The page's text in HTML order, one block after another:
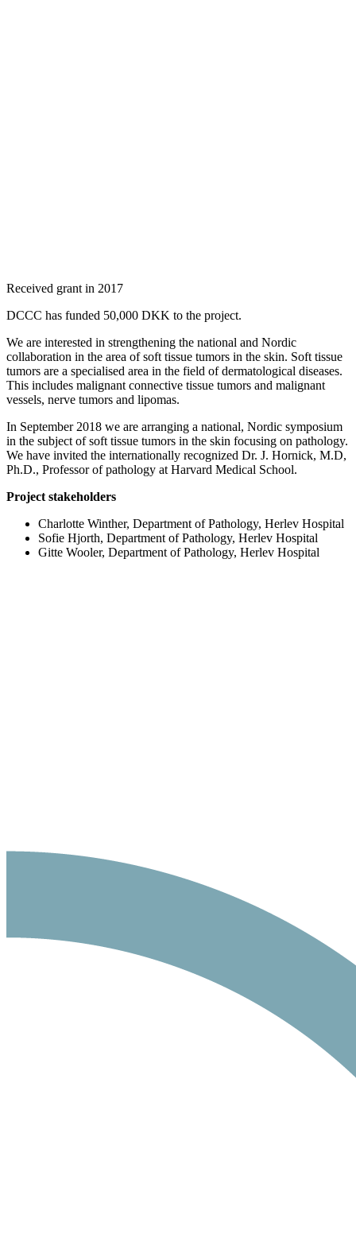
Received grant in 2017
DCCC has funded 50,000 DKK to the project.
We are interested in strengthening the national and Nordic
collaboration in the area of soft tissue tumors in the skin. Soft tissue
tumors are a specialised area in the field of dermatological diseases.
This includes malignant connective tissue tumors and malignant
vessels, nerve tumors and lipomas.
In September 2018 we are arranging a national, Nordic symposium
in the subject of soft tissue tumors in the skin focusing on pathology.
We have invited the internationally recognized Dr. J. Hornick, M.D,
Ph.D., Professor of pathology at Harvard Medical School.
Project stakeholders
Charlotte Winther, Department of Pathology, Herlev Hospital
Sofie Hjorth, Department of Pathology, Herlev Hospital
Gitte Wooler, Department of Pathology, Herlev Hospital